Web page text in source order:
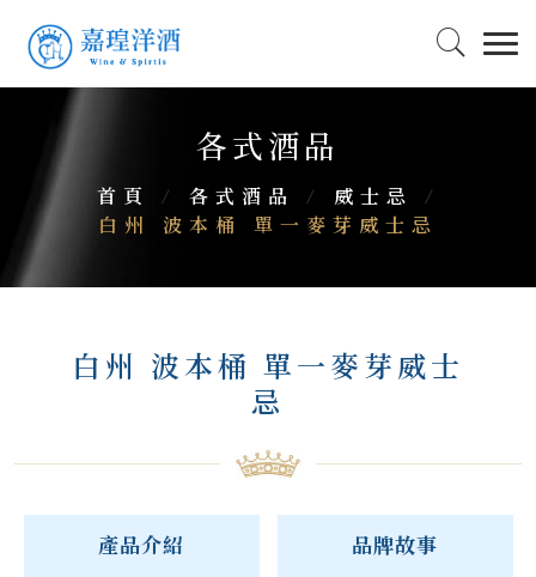
各式酒品
首頁 / 各式酒品 / 威士忌
/
白州 波本桶 單一麥芽威士忌
白州 波本桶 單一麥芽威士
忌
產品介紹 品牌故事